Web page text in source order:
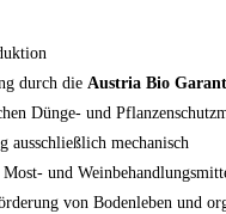
durch die Austria Bio
Dünge- und
ausschließlich mechanisch
und
von Bodenleben und